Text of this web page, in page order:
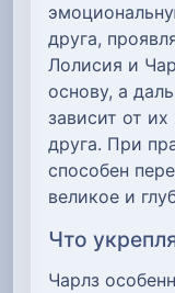
друга,
Лолисия и
основу, а
зависит от
друга. При
способен
великое и
Что
Чарлз